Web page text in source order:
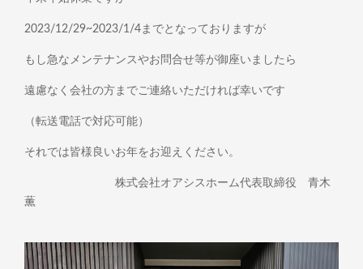
2023/12/29~2023/1/4までとなっておりますが
もし急なメンテナンスやお問合せ等が御座いましたら
遠慮なく会社の方までご連絡いただければ幸いです
（転送電話で対応可能）
それでは皆様良いお年をお迎えください。
株式会社オアシスホーム代表取締役 青木
薫